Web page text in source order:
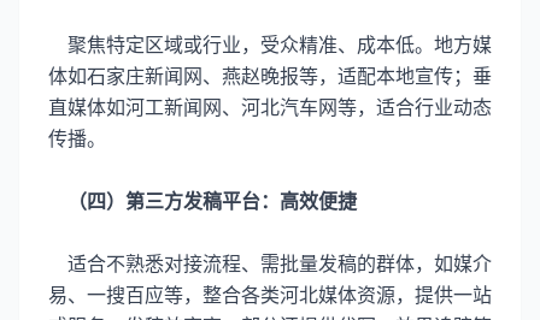
聚焦特定区域或行业，受众精准、成本低。地方媒
体如石家庄新闻网、燕赵晚报等，适配本地宣传；垂
直媒体如河工新闻网、河北汽车网等，适合行业动态
传播。
（四）第三方发稿平台：高效便捷
适合不熟悉对接流程、需批量发稿的群体，如媒介
易、一搜百应等，整合各类河北媒体资源，提供一站